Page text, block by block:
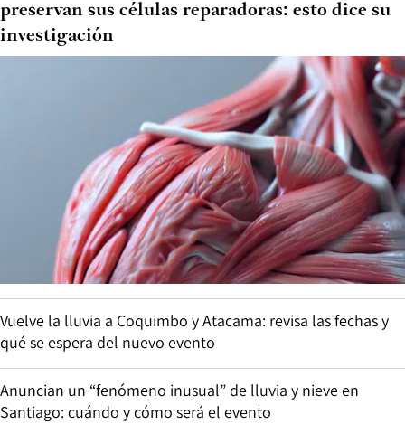
preservan sus células reparadoras: esto dice su
investigación
Vuelve la lluvia a Coquimbo y Atacama: revisa las fechas y
qué se espera del nuevo evento
Anuncian un “fenómeno inusual” de lluvia y nieve en
Santiago: cuándo y cómo será el evento